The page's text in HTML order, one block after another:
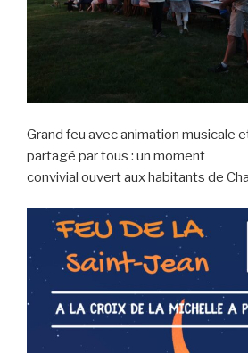
Grand feu avec animation musicale
partagé par tous : un moment
convivial ouvert aux habitants de